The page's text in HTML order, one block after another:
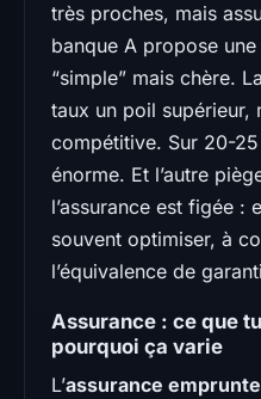
très proches, mais
banque A propose
“simple” mais chère.
taux un poil supérieur,
compétitive. Sur 20-25
énorme. Et l’autre
l’assurance est figée :
souvent optimiser, à
l’équivalence de
Assurance : ce que
pourquoi ça varie
L’assurance